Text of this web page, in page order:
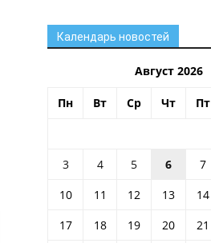
Календарь новостей
Август 2026
Пн Вт Ср Чт Пт
3
4 5 6 7
10
11 12 13 14
17
18 19 20 21